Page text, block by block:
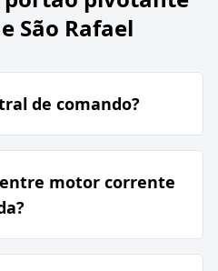
São Rafael
de comando?
motor corrente